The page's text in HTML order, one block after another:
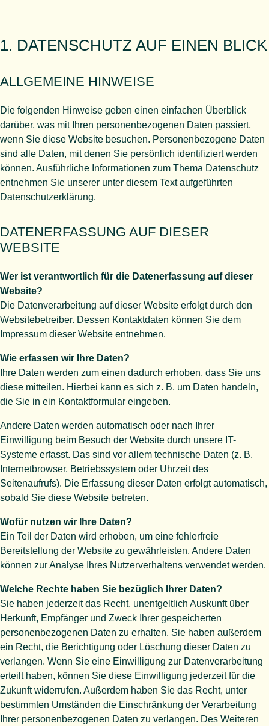
1. DATENSCHUTZ AUF EINEN BLICK
ALLGEMEINE HINWEISE
Die folgenden Hinweise geben einen einfachen Überblick
darüber, was mit Ihren personenbezogenen Daten passiert,
wenn Sie diese Website besuchen. Personenbezogene Daten
sind alle Daten, mit denen Sie persönlich identifiziert werden
können. Ausführliche Informationen zum Thema Datenschutz
entnehmen Sie unserer unter diesem Text aufgeführten
Datenschutzerklärung.
DATENERFASSUNG AUF DIESER
WEBSITE
Wer ist verantwortlich für die Datenerfassung auf dieser
Website?
Die Datenverarbeitung auf dieser Website erfolgt durch den
Websitebetreiber. Dessen Kontaktdaten können Sie dem
Impressum dieser Website entnehmen.
Wie erfassen wir Ihre Daten?
Ihre Daten werden zum einen dadurch erhoben, dass Sie uns
diese mitteilen. Hierbei kann es sich z. B. um Daten handeln,
die Sie in ein Kontaktformular eingeben.
Andere Daten werden automatisch oder nach Ihrer
Einwilligung beim Besuch der Website durch unsere IT-
Systeme erfasst. Das sind vor allem technische Daten (z. B.
Internetbrowser, Betriebssystem oder Uhrzeit des
Seitenaufrufs). Die Erfassung dieser Daten erfolgt automatisch,
sobald Sie diese Website betreten.
Wofür nutzen wir Ihre Daten?
Ein Teil der Daten wird erhoben, um eine fehlerfreie
Bereitstellung der Website zu gewährleisten. Andere Daten
können zur Analyse Ihres Nutzerverhaltens verwendet werden.
Welche Rechte haben Sie bezüglich Ihrer Daten?
Sie haben jederzeit das Recht, unentgeltlich Auskunft über
Herkunft, Empfänger und Zweck Ihrer gespeicherten
personenbezogenen Daten zu erhalten. Sie haben außerdem
ein Recht, die Berichtigung oder Löschung dieser Daten zu
verlangen. Wenn Sie eine Einwilligung zur Datenverarbeitung
erteilt haben, können Sie diese Einwilligung jederzeit für die
Zukunft widerrufen. Außerdem haben Sie das Recht, unter
bestimmten Umständen die Einschränkung der Verarbeitung
Ihrer personenbezogenen Daten zu verlangen. Des Weiteren